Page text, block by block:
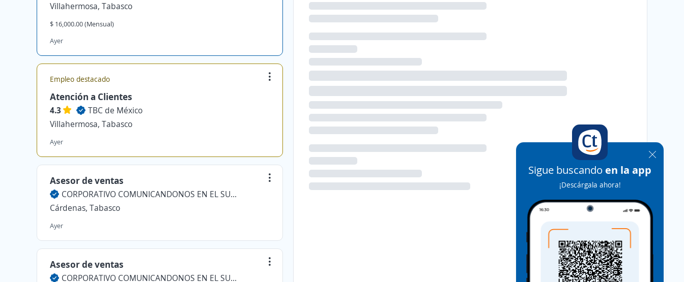
Villahermosa, Tabasco
$ 16,000.00 (Mensual)
Ayer
Empleo destacado
Atención a Clientes
4.3
TBC de México
Villahermosa, Tabasco
Ayer
Asesor de ventas
CORPORATIVO COMUNICANDONOS EN EL SURESTE
Cárdenas, Tabasco
Ayer
Asesor de ventas
CORPORATIVO COMUNICANDONOS EN EL SURESTE
Sigue buscando en la app
¡Descárgala ahora!